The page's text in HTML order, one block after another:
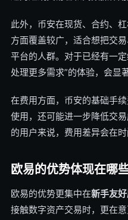
此外，币安在现货、合约、
方面覆盖较广，适合想把交
平台的人群。对于已经有一
处理更多需求”的体验，会显
在费用方面，币安的基础手
使用，还可能进一步降低交
的用户来说，费用差异会在时
欧易的优势体现在哪
欧易的优势更集中在新手友
接触数字资产交易时，更在